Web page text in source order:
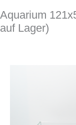
Aquarium
auf Lager)